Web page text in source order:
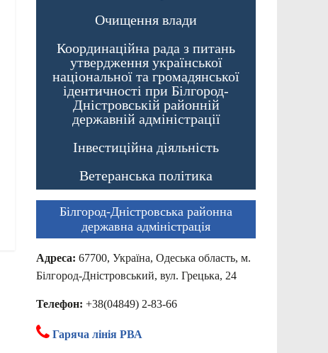
Очищення влади
Координаційна рада з питань
утвердження української
національної та громадянської
ідентичності при Білгород-
Дністровській районній
державній адміністрації
Інвестиційна діяльність
Ветеранська політика
Білгород-Дністровська районна
державна адміністрація
Адреса: 67700, Україна, Одеська область, м.
Білгород-Дністровський, вул. Грецька, 24
Телефон: +38(04849) 2-83-66
Гаряча лінія РВА